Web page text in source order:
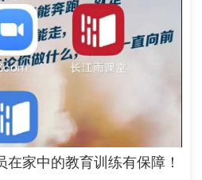
在家中的教育训练有保障！